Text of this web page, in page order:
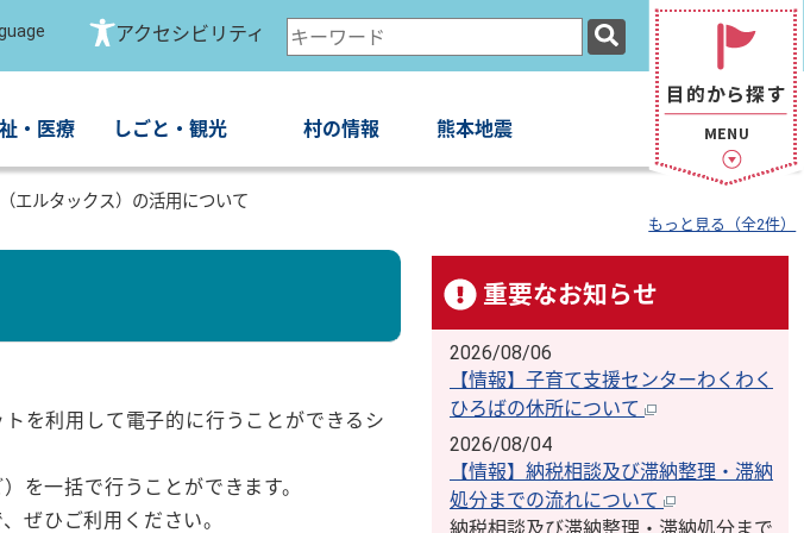
アクセシビリティ
検
索
ー
ー
・医療 しごと・観光 村の情報 熊本地震
（エルタックス）の活用について
もっと見る（全2件）
を利用して電子的に行うことができるシ
を一括で行うことができます。
ぜひご利用ください。
重要なお知らせ
2026/08/06
【情報】子育て支援センターわくわく
ひろばの休所について
2026/08/04
【情報】納税相談及び滞納整理・滞納
処分までの流れについて